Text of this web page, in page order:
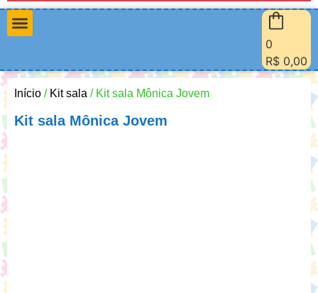
0
R$ 0,00
Início / Kit sala / Kit sala Mônica Jovem
Kit sala Mônica Jovem